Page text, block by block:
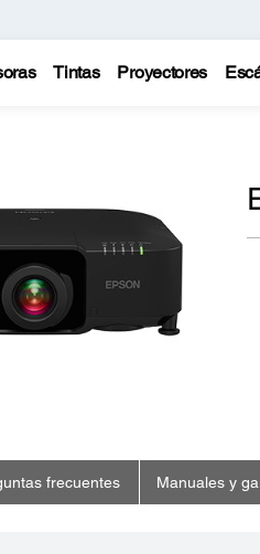
Tintas Proyectores
frecuentes Manuales y